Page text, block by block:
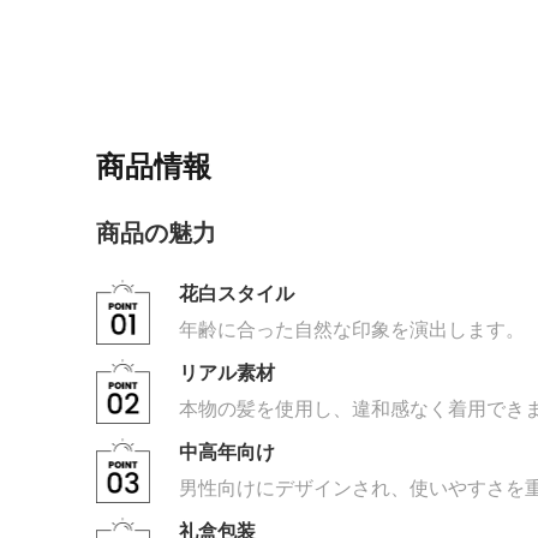
商品情報
商品の魅力
花白スタイル
年齢に合った自然な印象を演出します。
リアル素材
本物の髪を使用し、違和感なく着用でき
中高年向け
男性向けにデザインされ、使いやすさを
礼盒包装